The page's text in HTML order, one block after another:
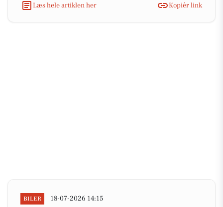
Læs hele artiklen her
Kopiér link
BILER 18-07-2026 14:15